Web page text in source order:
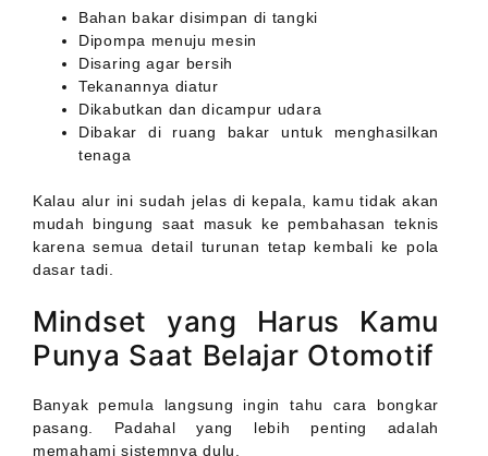
Bahan bakar disimpan di tangki
Dipompa menuju mesin
Disaring agar bersih
Tekanannya diatur
Dikabutkan dan dicampur udara
Dibakar di ruang bakar untuk menghasilkan
tenaga
Kalau alur ini sudah jelas di kepala, kamu tidak akan
mudah bingung saat masuk ke pembahasan teknis
karena semua detail turunan tetap kembali ke pola
dasar tadi.
Mindset yang Harus Kamu
Punya Saat Belajar Otomotif
Banyak pemula langsung ingin tahu cara bongkar
pasang. Padahal yang lebih penting adalah
memahami sistemnya dulu.